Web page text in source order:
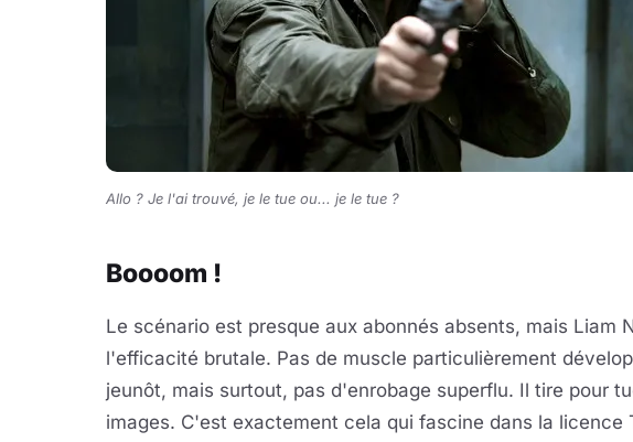
Allo ? Je l'ai trouvé, je le tue ou... je le tue ?
Boooom !
Le scénario est presque aux abonnés absents, mais Liam
l'efficacité brutale. Pas de muscle particulièrement
jeunôt, mais surtout, pas d'enrobage superflu. Il tire pour
images. C'est exactement cela qui fascine dans la licence